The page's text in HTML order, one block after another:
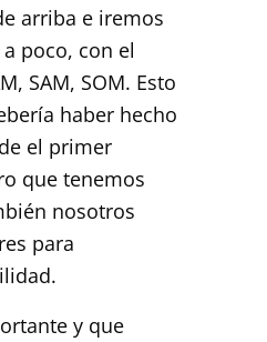
arriba e iremos
poco, con el
SAM, SOM. Esto
haber hecho
el primer
que tenemos
nosotros
para
y que